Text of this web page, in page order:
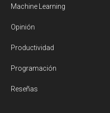
Machine Learning
Opinión
Productividad
Programación
Reseñas